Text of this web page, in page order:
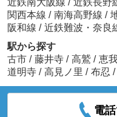
近鉄南大阪線 / 近鉄長野
関西本線 / 南海高野線 /
阪和線 / 近鉄難波・奈良
駅から探す
古市 / 藤井寺 / 高鷲 / 恵
道明寺 / 高見ノ里 / 布忍 /
電